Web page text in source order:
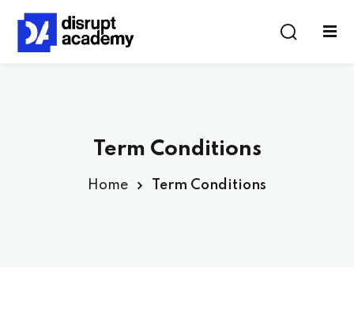
Term Conditions
Home Term Conditions